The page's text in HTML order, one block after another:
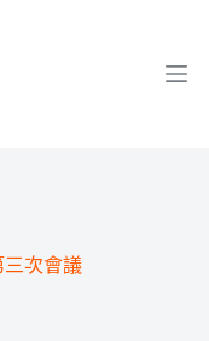
三次會議